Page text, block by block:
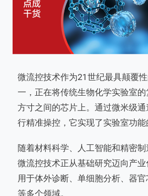
微流控技术作为21世纪最具颠覆
一，正在将传统生物化学实验室
方寸之间的芯片上。通过微米级
行精准操控，它实现了实验室功能
随着材料科学、人工智能和精密制
微流控技术正从基础研究迈向产业
用于体外诊断、单细胞分析、器
等多个领域。